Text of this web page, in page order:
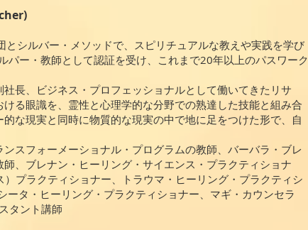
シルバー・メソッドで、スピリチュアルな教えや実践を学び
ー・教師として認証を受け、これまで20年以上のパスワーク
長、ビジネス・プロフェッショナルとして働いてきたリサ
る眼識を、霊性と心理学的な分野での熟達した技能と組み合
な現実と同時に物質的な現実の中で地に足をつけた形で、自
スフォーメーショナル・プログラムの教師、バーバラ・ブレ
、ブレナン・ヒーリング・サイエンス・プラクティショナ
プラクティショナー、トラウマ・ヒーリング・プラクティシ
ータ・ヒーリング・プラクティショナー、マギ・カウンセラ
タント講師